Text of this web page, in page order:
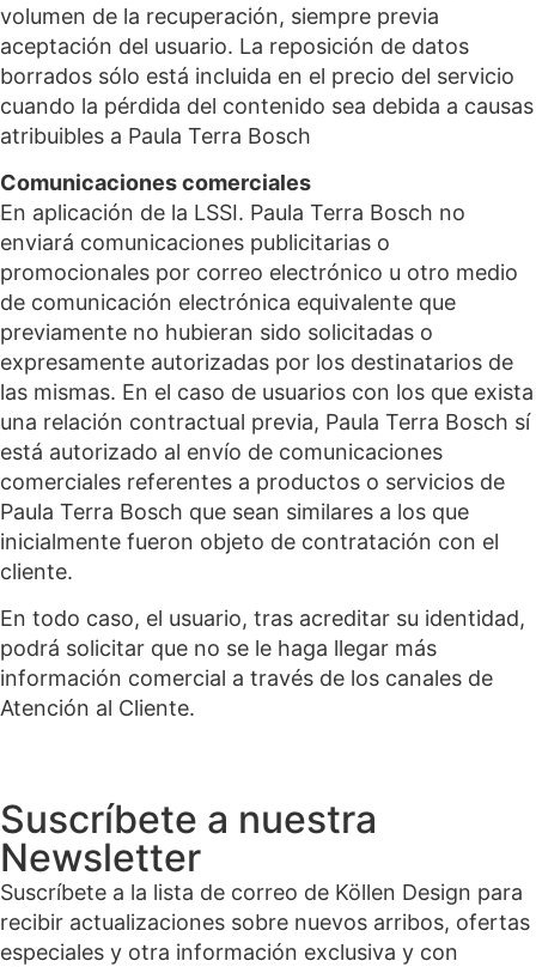
volumen de la recuperación, siempre previa
aceptación del usuario. La reposición de datos
borrados sólo está incluida en el precio del servicio
cuando la pérdida del contenido sea debida a causas
atribuibles a Paula Terra Bosch
Comunicaciones comerciales
En aplicación de la LSSI. Paula Terra Bosch no
enviará comunicaciones publicitarias o
promocionales por correo electrónico u otro medio
de comunicación electrónica equivalente que
previamente no hubieran sido solicitadas o
expresamente autorizadas por los destinatarios de
las mismas. En el caso de usuarios con los que exista
una relación contractual previa, Paula Terra Bosch sí
está autorizado al envío de comunicaciones
comerciales referentes a productos o servicios de
Paula Terra Bosch que sean similares a los que
inicialmente fueron objeto de contratación con el
cliente.
En todo caso, el usuario, tras acreditar su identidad,
podrá solicitar que no se le haga llegar más
información comercial a través de los canales de
Atención al Cliente.
Suscríbete a nuestra
Newsletter
Suscríbete a la lista de correo de Köllen Design para
recibir actualizaciones sobre nuevos arribos, ofertas
especiales y otra información exclusiva y con